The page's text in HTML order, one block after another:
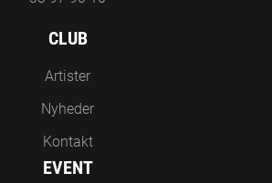
CLUB
Artister
Nyheder
Kontakt
EVENT